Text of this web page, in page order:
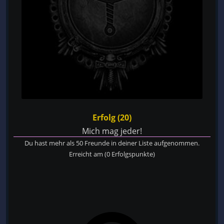
Erfolg (20)
Mich mag jeder!
Du hast mehr als 50 Freunde in deiner Liste aufgenommen.
Erreicht am (0 Erfolgspunkte)